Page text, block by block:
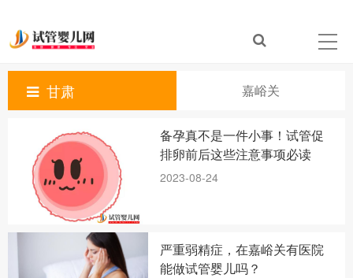
甘肃 嘉峪关
备孕真不是一件小事！试管促
排卵前后这些注意事项必读
2023-08-24
严重弱精症，在嘉峪关有医院
能做试管婴儿吗？